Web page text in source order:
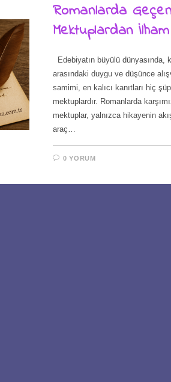
Romanlarda
Mektuplardan
Edebiyatın büyülü dünyasında,
arasındaki duygu ve düşünce
samimi, en kalıcı kanıtları hiç
mektuplardır. Romanlarda
mektuplar, yalnızca hikayenin
araç…
0 YORUM